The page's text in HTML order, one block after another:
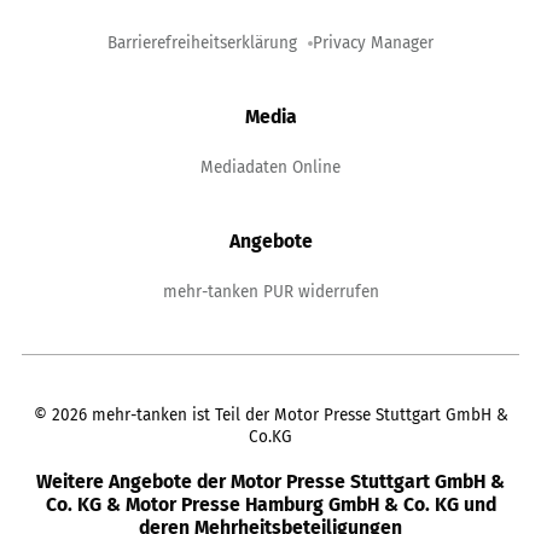
Barrierefreiheitserklärung Privacy Manager
Media
Mediadaten Online
Angebote
mehr-tanken PUR widerrufen
© 2026 mehr-tanken ist Teil der Motor Presse Stuttgart GmbH &
Co.KG
Weitere Angebote der Motor Presse Stuttgart GmbH &
Co. KG & Motor Presse Hamburg GmbH & Co. KG und
deren Mehrheitsbeteiligungen